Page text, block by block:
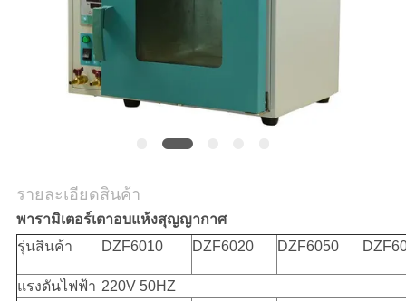
เว็บไซต์
เป็น
ส่วน
ตัว
รายละเอียดสินค้า
พารามิเตอร์เตาอบแห้งสุญญากาศ
รุ่นสินค้า
DZF6010 DZF6020 DZF6050
แรงดันไฟฟ้า 220V 50HZ